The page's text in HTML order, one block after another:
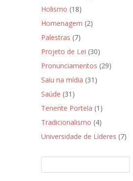
Holismo (18)
Homenagem (2)
Palestras (7)
Projeto de Lei (30)
Pronunciamentos (29)
Saiu na mídia (31)
Saúde (31)
Tenente Portela (1)
Tradicionalismo (4)
Universidade de Líderes (7)